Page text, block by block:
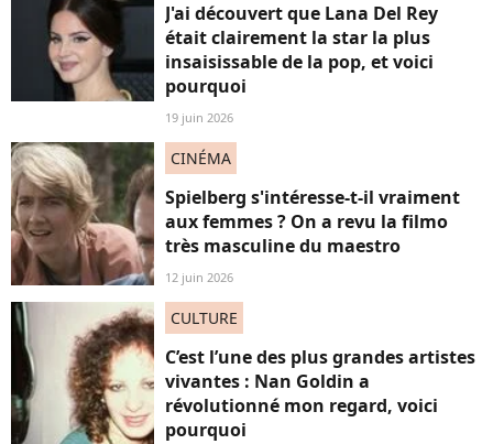
J'ai découvert que Lana Del Rey
était clairement la star la plus
insaisissable de la pop, et voici
pourquoi
19 juin 2026
CINÉMA
Spielberg s'intéresse-t-il vraiment
aux femmes ? On a revu la filmo
très masculine du maestro
12 juin 2026
CULTURE
C’est l’une des plus grandes artistes
vivantes : Nan Goldin a
révolutionné mon regard, voici
pourquoi